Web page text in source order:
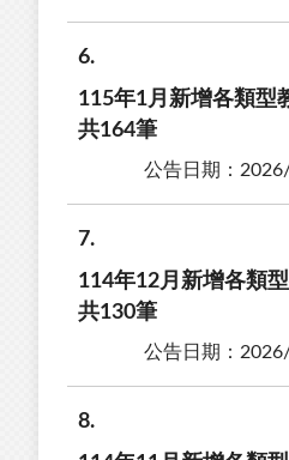
6
115年1月新增各類型
共164筆
公告日期：
7
114年12月新增各類
共130筆
公告日期：
8